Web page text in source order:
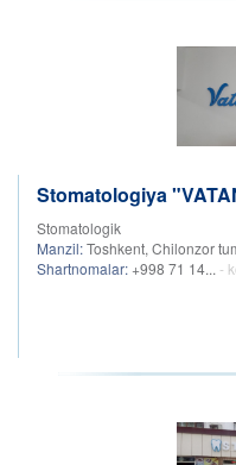
Stomatologiya
Stomatologik
Manzil:Toshkent, Chilonzor
Shartnomalar: +998 71 14... -